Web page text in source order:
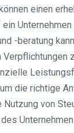
einen
Unternehmen
-beratung
die richtige
von